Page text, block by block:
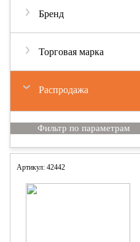
Бренд
Торговая марка
Распродажа
Артикул: 42442